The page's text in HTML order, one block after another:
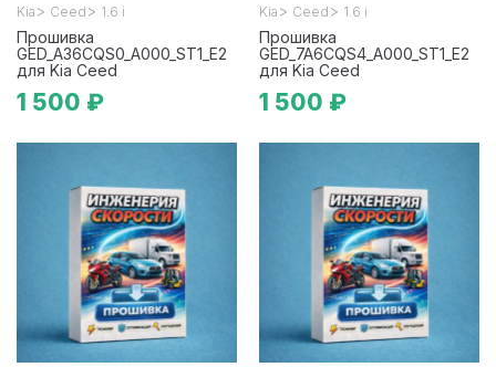
Kia > Ceed > 1.6 i
Прошивка
GED_A36CQS0_A000_ST1_E2
для Kia Ceed
1 500 ₽
Kia > Ceed > 1.6 i
Прошивка
GED_7A6CQS4_A000_ST1_E2
для Kia Ceed
1 500 ₽